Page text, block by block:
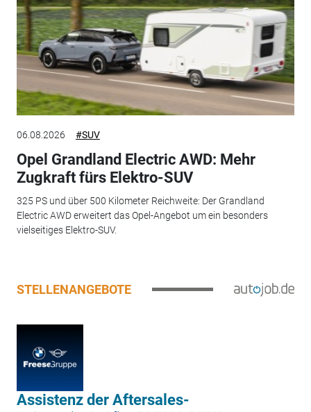
06.08.2026 #SUV
Opel Grandland Electric AWD: Mehr
Zugkraft fürs Elektro-SUV
325 PS und über 500 Kilometer Reichweite: Der Grandland
Electric AWD erweitert das Opel-Angebot um ein besonders
vielseitiges Elektro-SUV.
STELLENANGEBOTE
Assistenz der Aftersales-